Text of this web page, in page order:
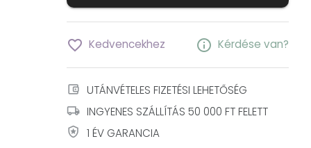
favorite_border Kedvencekhez info Kérdése van?
account_balance_wallet UTÁNVÉTELES FIZETÉSI LEHETŐSÉG
local_shipping INGYENES SZÁLLÍTÁS 50 000 FT FELETT
local_police 1 ÉV GARANCIA